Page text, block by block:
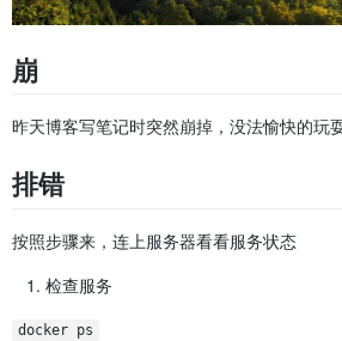
崩
昨天博客写笔记时突然崩掉，没法愉快的玩
排错
按照步骤来，连上服务器看看服务状态
检查服务
docker ps